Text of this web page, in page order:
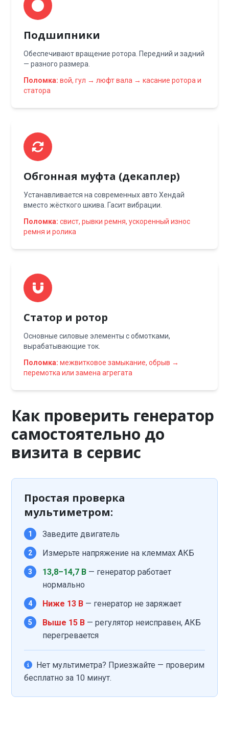
Подшипники
Обеспечивают вращение ротора. Передний и задний
— разного размера.
Поломка: вой, гул → люфт вала → касание ротора и
статора
Обгонная муфта (декаплер)
Устанавливается на современных авто Хендай
вместо жёсткого шкива. Гасит вибрации.
Поломка: свист, рывки ремня, ускоренный износ
ремня и ролика
Статор и ротор
Основные силовые элементы с обмотками,
вырабатывающие ток.
Поломка: межвитковое замыкание, обрыв →
перемотка или замена агрегата
Как проверить генератор
самостоятельно до
визита в сервис
Простая проверка
мультиметром:
1 Заведите двигатель
2 Измерьте напряжение на клеммах АКБ
3 13,8–14,7 В — генератор работает
нормально
4 Ниже 13 В — генератор не заряжает
5 Выше 15 В — регулятор неисправен, АКБ
перегревается
Нет мультиметра? Приезжайте — проверим
бесплатно за 10 минут.